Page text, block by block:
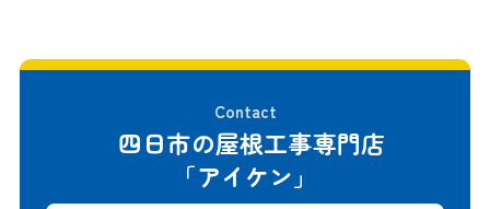
Contact
四日市の屋根工事専門店
「アイケン」